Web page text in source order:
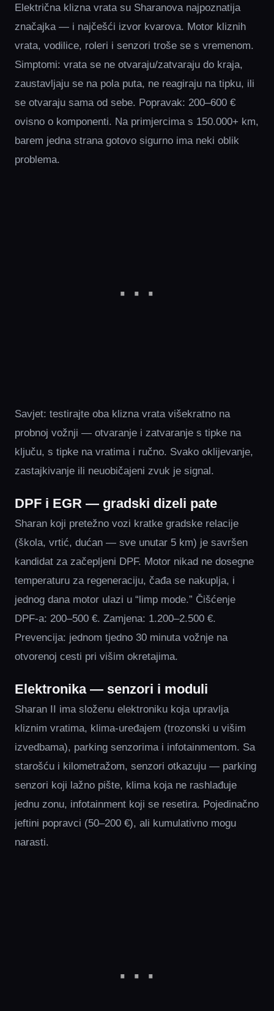
Električna klizna vrata su Sharanova najpoznatija
značajka — i najčešći izvor kvarova. Motor kliznih
vrata, vodilice, roleri i senzori troše se s vremenom.
Simptomi: vrata se ne otvaraju/zatvaraju do kraja,
zaustavljaju se na pola puta, ne reagiraju na tipku, ili
se otvaraju sama od sebe. Popravak: 200–600 €
ovisno o komponenti. Na primjercima s 150.000+ km,
barem jedna strana gotovo sigurno ima neki oblik
problema.
Savjet: testirajte oba klizna vrata višekratno na
probnoj vožnji — otvaranje i zatvaranje s tipke na
ključu, s tipke na vratima i ručno. Svako oklijevanje,
zastajkivanje ili neuobičajeni zvuk je signal.
DPF i EGR — gradski dizeli pate
Sharan koji pretežno vozi kratke gradske relacije
(škola, vrtić, dućan — sve unutar 5 km) je savršen
kandidat za začepljeni DPF. Motor nikad ne dosegne
temperaturu za regeneraciju, čađa se nakuplja, i
jednog dana motor ulazi u “limp mode.” Čišćenje
DPF-a: 200–500 €. Zamjena: 1.200–2.500 €.
Prevencija: jednom tjedno 30 minuta vožnje na
otvorenoj cesti pri višim okretajima.
Elektronika — senzori i moduli
Sharan II ima složenu elektroniku koja upravlja
kliznim vratima, klima-uređajem (trozonski u višim
izvedbama), parking senzorima i infotainmentom. Sa
starošću i kilometražom, senzori otkazuju — parking
senzori koji lažno pište, klima koja ne rashlađuje
jednu zonu, infotainment koji se resetira. Pojedinačno
jeftini popravci (50–200 €), ali kumulativno mogu
narasti.